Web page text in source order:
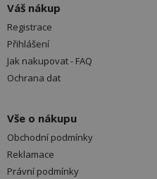
Váš nákup
Registrace
Přihlášení
Jak nakupovat - FAQ
Ochrana dat
Vše o nákupu
Obchodní podmínky
Reklamace
Právní podmínky